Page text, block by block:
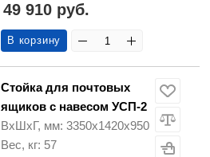
49 910 руб.
В корзину
Стойка для почтовых
ящиков с навесом УСП-2
ВхШхГ, мм: 3350х1420х950
Вес, кг: 57